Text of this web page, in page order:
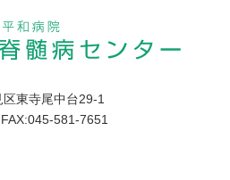
東寺尾中台29-1
581-7651